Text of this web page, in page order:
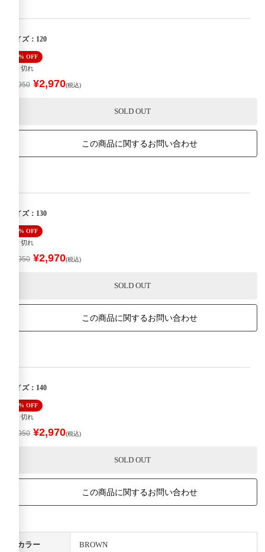
サイズ：120
40% OFF
売り切れ
¥4,950 ¥2,970(税込)
SOLD OUT
この商品に関するお問い合わせ
サイズ：130
40% OFF
売り切れ
¥4,950 ¥2,970(税込)
SOLD OUT
この商品に関するお問い合わせ
サイズ：140
40% OFF
売り切れ
¥4,950 ¥2,970(税込)
SOLD OUT
この商品に関するお問い合わせ
カラー BROWN